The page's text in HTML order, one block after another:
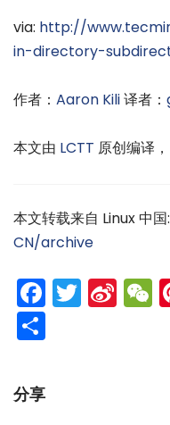
via: http://
in-directory-
作者： Aaron Kili译者：
本文由 LCTT 原创编译，
本文转载来自 Linux 中国:
CN/archive
分享